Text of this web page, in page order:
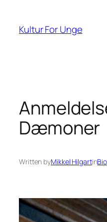
indhold
Kultur For Unge
Dæmoner
Written byMikkel Hilgartin